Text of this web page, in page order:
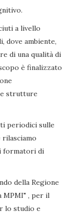
a livello
dove ambiente,
di una qualità di
è finalizzato
strutture
periodici sulle
rilasciamo
formatori di
della Regione
MPMI" , per il
lo studio e